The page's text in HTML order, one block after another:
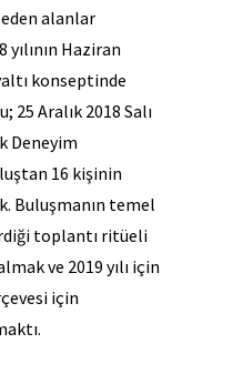
alanlar
Haziran
konseptinde
25 Aralık 2018 Salı
Deneyim
16 kişinin
Buluşmanın temel
toplantı ritüeli
ve 2019 yılı için
için